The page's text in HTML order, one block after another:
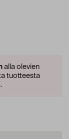
alla olevien
tuotteesta